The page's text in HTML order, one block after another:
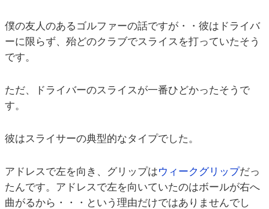
僕の友人のあるゴルファーの話ですが・・彼はドライバ
ーに限らず、殆どのクラブでスライスを打っていたそう
です。
ただ、ドライバーのスライスが一番ひどかったそうで
す。
彼はスライサーの典型的なタイプでした。
アドレスで左を向き、グリップはウィークグリップだっ
たんです。アドレスで左を向いていたのはボールが右へ
曲がるから・・・という理由だけではありませんでし